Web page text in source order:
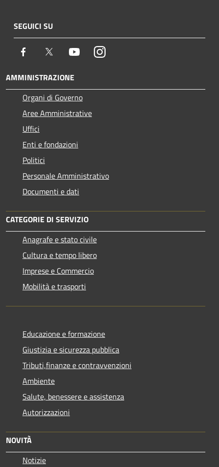
SEGUICI SU
Facebook Twitter YoutubeInstagram
AMMINISTRAZIONE
Organi di Governo
Aree Amministrative
Uffici
Enti e fondazioni
Politici
Personale Amministrativo
Documenti e dati
CATEGORIE DI SERVIZIO
Anagrafe e stato civile
Cultura e tempo libero
Imprese e Commercio
Mobilità e trasporti
Educazione e formazione
Giustizia e sicurezza pubblica
Tributi,finanze e contravvenzioni
Ambiente
Salute, benessere e assistenza
Autorizzazioni
NOVITÀ
Notizie